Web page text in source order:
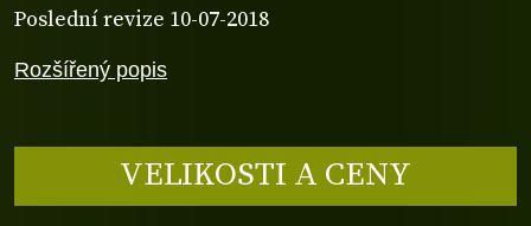
Rozšířený popis
Poslední revize 10-07-2018
VELIKOSTI A CENY